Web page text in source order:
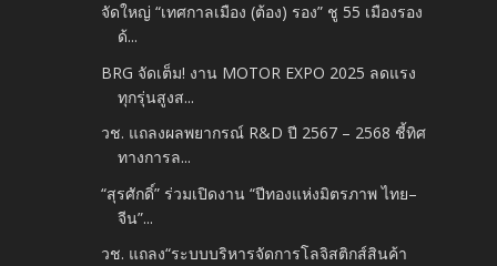
จัดใหญ่ “เทศกาลเมือง (ต้อง) รอง” ชู 55 เมืองรอง
ด้...
BRG จัดเต็ม! งาน MOTOR EXPO 2025 ลดแรง
ทุกรุ่นสูงส...
วช. แถลงผลพยากรณ์ R&D ปี 2567 – 2568 ชี้ทิศ
ทางการล...
“สุรศักดิ์” ร่วมเปิดงาน “ปีทองแห่งมิตรภาพ ไทย–
จีน”...
วช. แถลง“ระบบบริหารจัดการโลจิสติกส์สินค้า